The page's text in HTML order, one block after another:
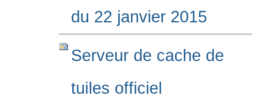
du 22 janvier 2015
Serveur de cache de
tuiles officiel